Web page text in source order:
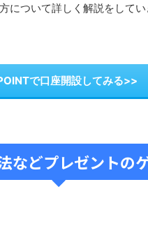
ついて詳しく解説をしてい
で口座開設してみる>>
などプレゼントの